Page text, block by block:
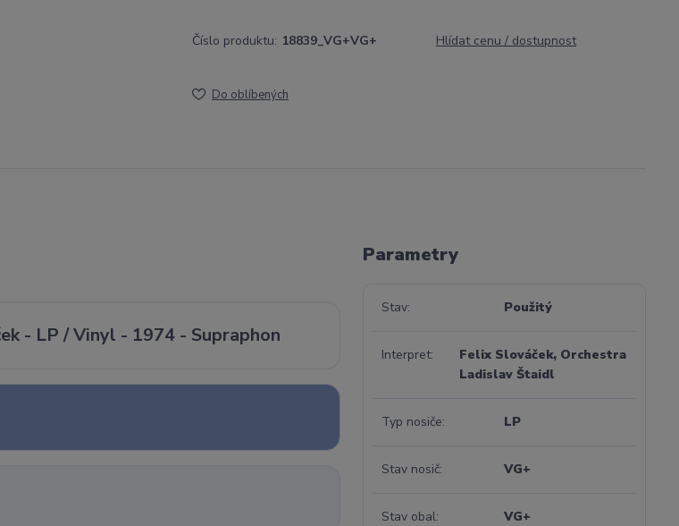
Číslo produktu: 18839_VG+VG+ Hlídat cenu / dostupnost
Do oblíbených
- LP / Vinyl - 1974 - Supraphon
Parametry
Stav Použitý
Interpret
Felix Slováček, Orchestra
Ladislav Štaidl
Typ nosiče LP
Stav nosič VG+
Stav obal VG+